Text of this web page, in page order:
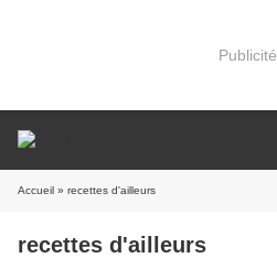
Publicité
Accueil » recettes d'ailleurs
recettes d'ailleurs